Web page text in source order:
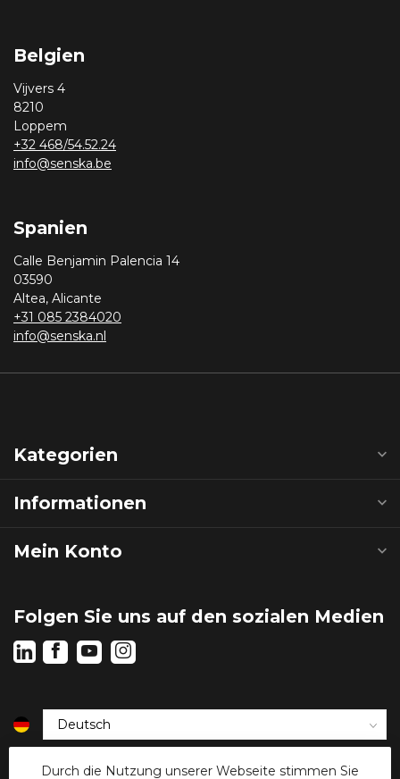
Belgien
Vijvers 4
8210
Loppem
+32 468/54.52.24
info@senska.be
Spanien
Calle Benjamin Palencia 14
03590
Altea, Alicante
+31 085 2384020
info@senska.nl
Kategorien
Informationen
Mein Konto
Folgen Sie uns auf den sozialen Medien
Durch die Nutzung unserer Webseite stimmen Sie